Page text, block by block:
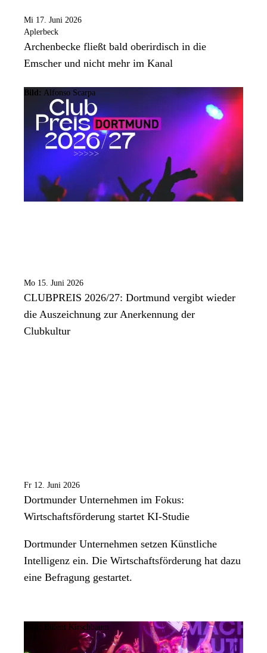
Mi 17. Juni 2026
Aplerbeck
Archenbecke fließt bald oberirdisch in die
Emscher und nicht mehr im Kanal
Bild: Alfonso Scarpa
Mo 15. Juni 2026
CLUBPREIS 2026/27: Dortmund vergibt wieder
die Auszeichnung zur Anerkennung der
Clubkultur
Fr 12. Juni 2026
Dortmunder Unternehmen im Fokus:
Wirtschaftsförderung startet KI-Studie
Dortmunder Unternehmen setzen Künstliche
Intelligenz ein. Die Wirtschaftsförderung hat dazu
eine Befragung gestartet.
Bülent Kirschbaum